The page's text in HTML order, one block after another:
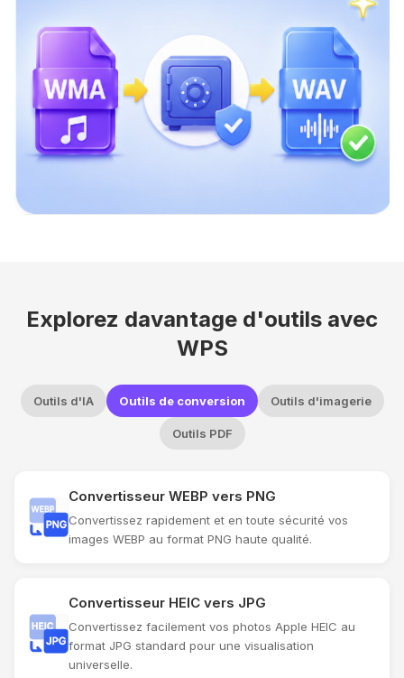
Explorez davantage d'outils avec
WPS
Outils d'IA Outils de conversion Outils d'imagerie
Outils PDF
Convertisseur WEBP vers PNG
Convertissez rapidement et en toute sécurité vos
images WEBP au format PNG haute qualité.
Convertisseur HEIC vers JPG
Convertissez facilement vos photos Apple HEIC au
format JPG standard pour une visualisation
universelle.